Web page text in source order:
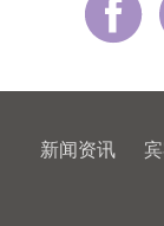
新闻资讯